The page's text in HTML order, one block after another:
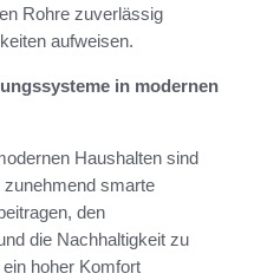
Rohre zuverlässig
aufweisen.
in modernen
Haushalten sind
smarte
den
die Nachhaltigkeit zu
hoher Komfort